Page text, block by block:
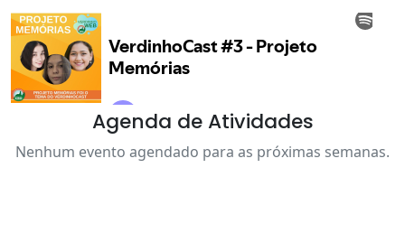
Agenda de Atividades
Nenhum evento agendado para as próximas semanas.